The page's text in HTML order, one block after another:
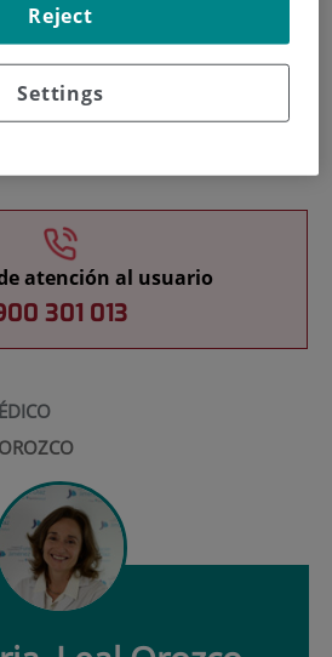
atención al usuario
301 013
Settings
Reject